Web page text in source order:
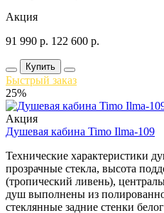
Акция
91 990 р. 122 600 р.
Купить
Быстрый заказ
25%
Акция
Душевая кабина Timo Ilma-109
Технические характеристики
прозрачные стекла, высота
(тропический ливень),
душ выполнены из
стеклянные задние стенки